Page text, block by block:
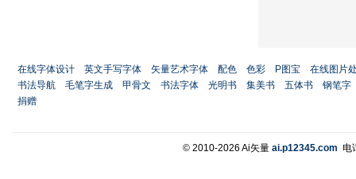
在线字体设计 英文手写字体 矢量艺术字体 配色 色彩 P图宝
在线图片
书法导航
毛笔字生成 甲骨文 书法字体 光明书 集美书 五体书
钢笔字
捐赠
© 2010-2026 Ai矢量 ai.p12345.com 电